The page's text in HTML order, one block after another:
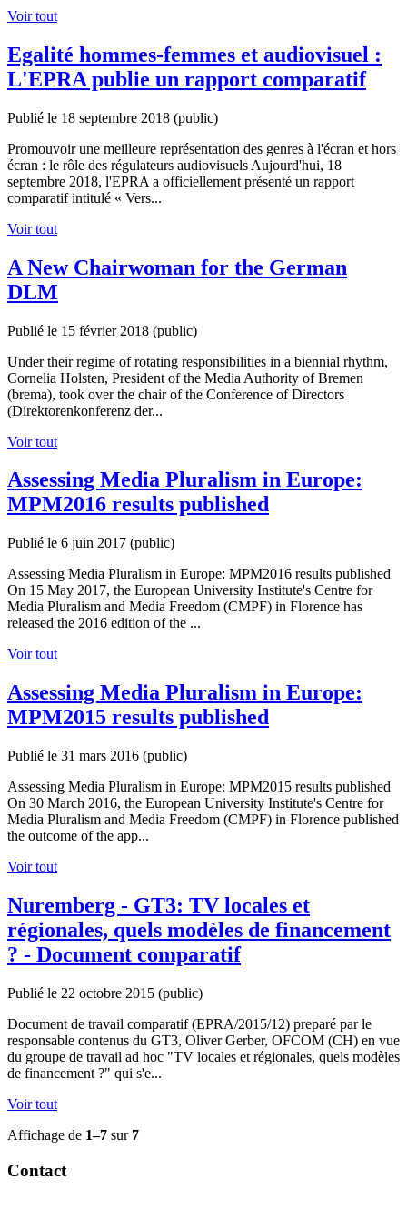
Voir tout
Egalité hommes-femmes et audiovisuel :
L'EPRA publie un rapport comparatif
Publié le 18 septembre 2018 (public)
Promouvoir une meilleure représentation des genres à l'écran et hors
écran : le rôle des régulateurs audiovisuels Aujourd'hui, 18
septembre 2018, l'EPRA a officiellement présenté un rapport
comparatif intitulé « Vers...
Voir tout
A New Chairwoman for the German
DLM
Publié le 15 février 2018 (public)
Under their regime of rotating responsibilities in a biennial rhythm,
Cornelia Holsten, President of the Media Authority of Bremen
(brema), took over the chair of the Conference of Directors
(Direktorenkonferenz der...
Voir tout
Assessing Media Pluralism in Europe:
MPM2016 results published
Publié le 6 juin 2017 (public)
Assessing Media Pluralism in Europe: MPM2016 results published
On 15 May 2017, the European University Institute's Centre for
Media Pluralism and Media Freedom (CMPF) in Florence has
released the 2016 edition of the ...
Voir tout
Assessing Media Pluralism in Europe:
MPM2015 results published
Publié le 31 mars 2016 (public)
Assessing Media Pluralism in Europe: MPM2015 results published
On 30 March 2016, the European University Institute's Centre for
Media Pluralism and Media Freedom (CMPF) in Florence published
the outcome of the app...
Voir tout
Nuremberg - GT3: TV locales et
régionales, quels modèles de financement
? - Document comparatif
Publié le 22 octobre 2015 (public)
Document de travail comparatif (EPRA/2015/12) preparé par le
responsable contenus du GT3, Oliver Gerber, OFCOM (CH) en vue
du groupe de travail ad hoc "TV locales et régionales, quels modèles
de financement ?" qui s'e...
Voir tout
Affichage de 1–7 sur 7
Contact